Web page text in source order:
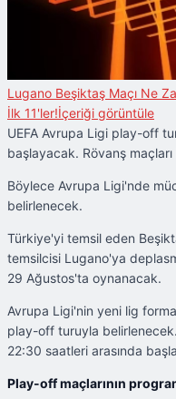
Lugano Beşiktaş Maçı Ne
İlk 11'ler!İçeriği görüntüle
UEFA Avrupa Ligi play-off
başlayacak. Rövanş
Böylece Avrupa Ligi'nde
belirlenecek.
Türkiye'yi temsil eden
temsilcisi Lugano'ya
29 Ağustos'ta oynanacak.
Avrupa Ligi'nin yeni lig
play-off turuyla
22:30 saatleri arasında
Play-off maçlarının